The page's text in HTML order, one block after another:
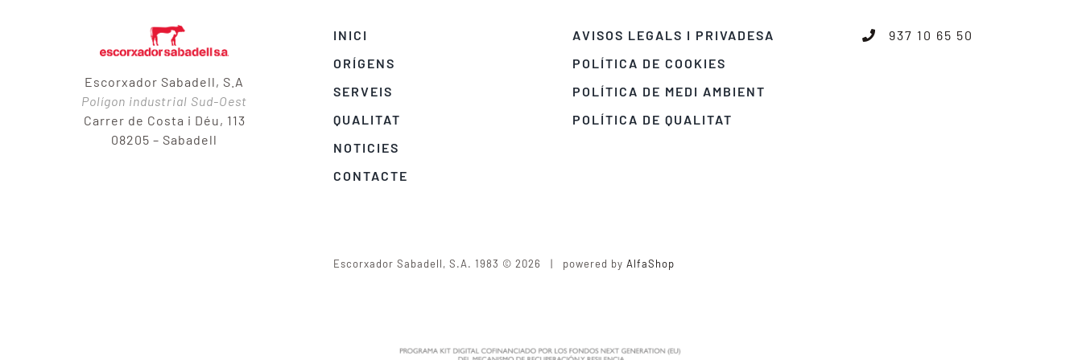
Escorxador Sabadell, S.A
Polígon industrial Sud-Oest
Carrer de Costa i Déu, 113
08205 – Sabadell
INICI
ORÍGENS
SERVEIS
QUALITAT
NOTICIES
CONTACTE
AVISOS LEGALS I PRIVADESA
POLÍTICA DE COOKIES
POLÍTICA DE MEDI AMBIENT
POLÍTICA DE QUALITAT
937 10 65 50
Escorxador Sabadell, S.A. 1983 © 2026 | powered by AlfaShop